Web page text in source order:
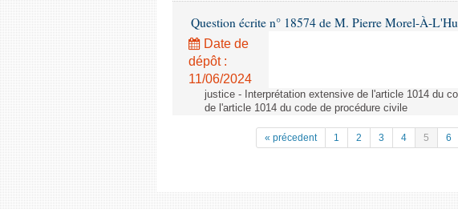
Question écrite n° 18574 de M. Pierre Morel-À-
Date de
dépôt :
11/06/2024
justice - Interprétation extensive de l'article 1014 du
de l'article 1014 du code de procédure civile
« précedent 1 2 3 4 5 6